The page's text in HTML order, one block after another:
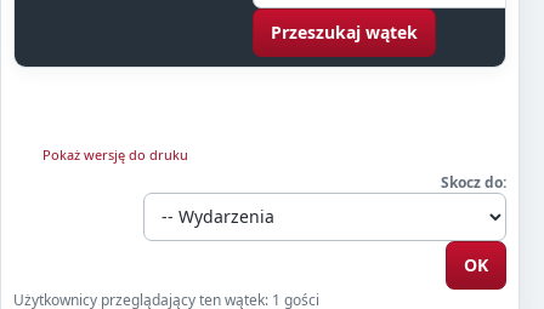
Pokaż wersję do druku
Skocz do:
Użytkownicy przeglądający ten wątek: 1 gości